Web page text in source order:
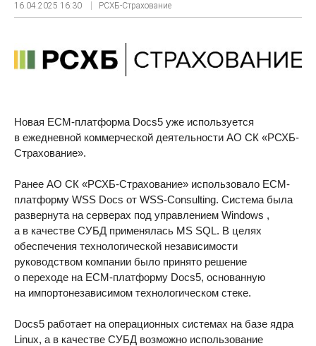
16.04.2025 16:30 РСХБ-Страхование
Новая ECM-платформа Docs5 уже используется
в ежедневной коммерческой деятельности АО СК «РСХБ-
Страхование».
Ранее АО СК «РСХБ-Страхование» использовало ECM-
платформу WSS Docs от WSS-Consulting. Система была
развернута на серверах под управлением Windows ,
а в качестве СУБД применялась MS SQL. В целях
обеспечения технологической независимости
руководством компании было принято решение
о переходе на ECM-платформу Docs5, основанную
на импортонезависимом технологическом стеке.
Docs5 работает на операционных системах на базе ядра
Linux, а в качестве СУБД возможно использование